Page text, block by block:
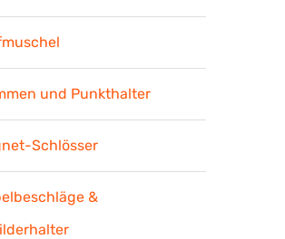
und Punkthalter
Schlösser
&